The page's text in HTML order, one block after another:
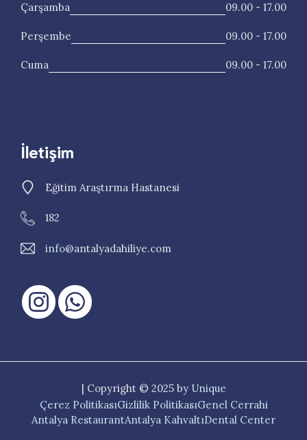
Çarşamba 09.00 - 17.00
Perşembe 09.00 - 17.00
Cuma 09.00 - 17.00
İletişim
Eğitim Araştırma Hastanesi
182
info@antalyadahiliye.com
| Copyright © 2025 by Unique
Çerez PolitikasıGizlilik PolitikasıGenel Cerrahi
Antalya RestaurantAntalya KahvaltıDental Center